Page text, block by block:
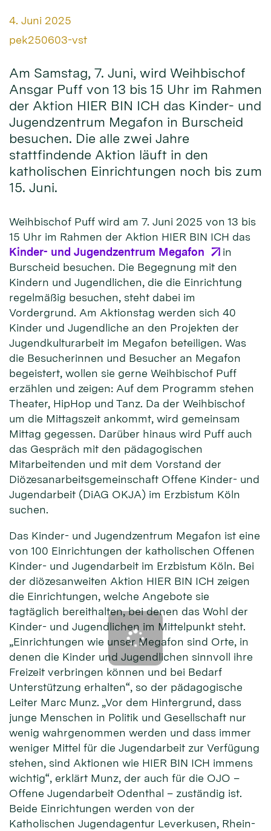
Datum:
4. Juni 2025
Von:
pek250603-vst
Am Samstag, 7. Juni, wird Weihbischof
Ansgar Puff von 13 bis 15 Uhr im Rahmen
der Aktion HIER BIN ICH das Kinder- und
Jugendzentrum Megafon in Burscheid
besuchen. Die alle zwei Jahre
stattfindende Aktion läuft in den
katholischen Einrichtungen noch bis zum
15. Juni.
Weihbischof Puff wird am 7. Juni 2025 von 13 bis
15 Uhr im Rahmen der Aktion HIER BIN ICH das
Kinder- und Jugendzentrum Megafon
in
Burscheid besuchen. Die Begegnung mit den
Kindern und Jugendlichen, die die Einrichtung
regelmäßig besuchen, steht dabei im
Vordergrund. Am Aktionstag werden sich 40
Kinder und Jugendliche an den Projekten der
Jugendkulturarbeit im Megafon beteiligen. Was
die Besucherinnen und Besucher an Megafon
begeistert, wollen sie gerne Weihbischof Puff
erzählen und zeigen: Auf dem Programm stehen
Theater, HipHop und Tanz. Da der Weihbischof
um die Mittagszeit ankommt, wird gemeinsam
Mittag gegessen. Darüber hinaus wird Puff auch
das Gespräch mit den pädagogischen
Mitarbeitenden und mit dem Vorstand der
Diözesanarbeitsgemeinschaft Offene Kinder- und
Jugendarbeit (DiAG OKJA) im Erzbistum Köln
suchen.
Das Kinder- und Jugendzentrum Megafon ist eine
von 100 Einrichtungen der katholischen Offenen
Kinder- und Jugendarbeit im Erzbistum Köln. Bei
der diözesanweiten Aktion HIER BIN ICH zeigen
die Einrichtungen, welche Angebote sie
tagtäglich bereithalten, bei denen das Wohl der
Kinder- und Jugendlichen im Mittelpunkt steht.
„Einrichtungen wie unser Megafon sind Orte, in
denen die Kinder und Jugendlichen sinnvoll ihre
Freizeit verbringen können und bei Bedarf
Unterstützung erhalten“, so der pädagogische
Leiter Marc Munz. „Vor dem Hintergrund, dass
junge Menschen in Politik und Gesellschaft nur
wenig wahrgenommen werden und dass immer
weniger Mittel für die Jugendarbeit zur Verfügung
stehen, sind Aktionen wie HIER BIN ICH immens
wichtig“, erklärt Munz, der auch für die OJO –
Offene Jugendarbeit Odenthal – zuständig ist.
Beide Einrichtungen werden von der
Katholischen Jugendagentur Leverkusen, Rhein-